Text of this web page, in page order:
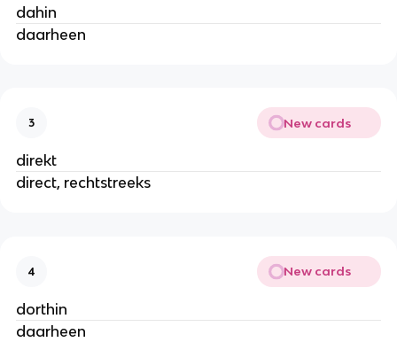
dahin
daarheen
3 New cards
direkt
direct, rechtstreeks
4 New cards
dorthin
daarheen